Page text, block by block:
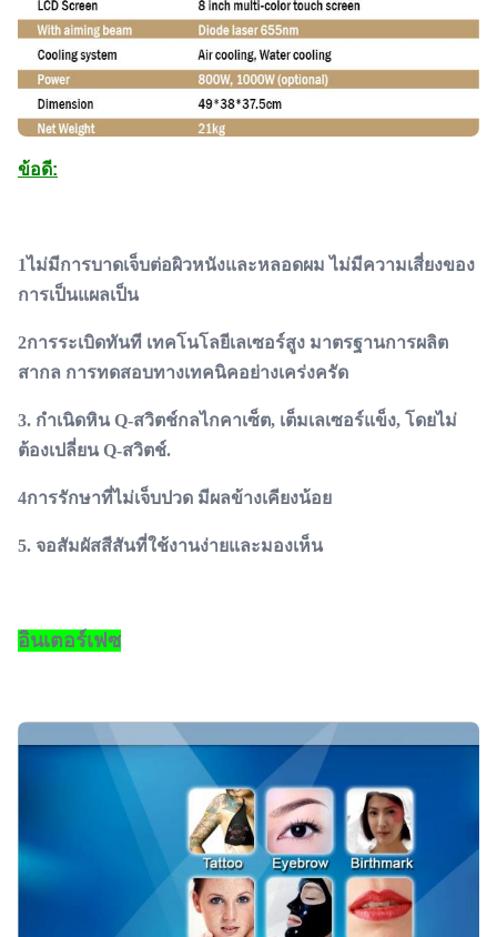
ข้อดี:
1ไม่มีการบาดเจ็บต่อผิวหนังและหลอดผม ไม่มีความเสี่ยงของ
การเป็นแผลเป็น
2การระเบิดทันที เทคโนโลยีเลเซอร์สูง มาตรฐานการผลิต
สากล การทดสอบทางเทคนิคอย่างเคร่งครัด
3. กําเนิดหิน Q-สวิตช์กลไกคาเซ็ต, เต็มเลเซอร์แข็ง, โดยไม่
ต้องเปลี่ยน Q-สวิตช์.
4การรักษาที่ไม่เจ็บปวด มีผลข้างเคียงน้อย
5. จอสัมผัสสีสันที่ใช้งานง่ายและมองเห็น
อินเตอร์เฟซ